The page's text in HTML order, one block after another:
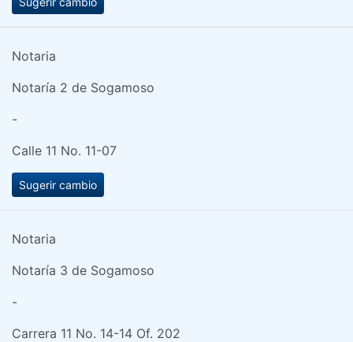
Notaria
Notaría 2 de Sogamoso
-
Calle 11 No. 11-07
Sugerir cambio
Notaria
Notaría 3 de Sogamoso
-
Carrera 11 No. 14-14 Of. 202